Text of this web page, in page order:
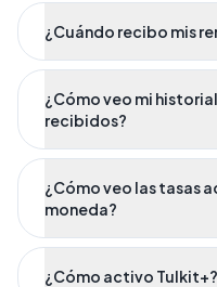
¿Cuándo recibo mis
¿Cómo veo mi
recibidos?
¿Cómo veo las tasas
moneda?
¿Cómo activo Tulkit+?